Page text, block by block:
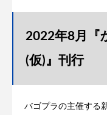
2022年8月『
(仮)』刊行
バゴプラの主催する